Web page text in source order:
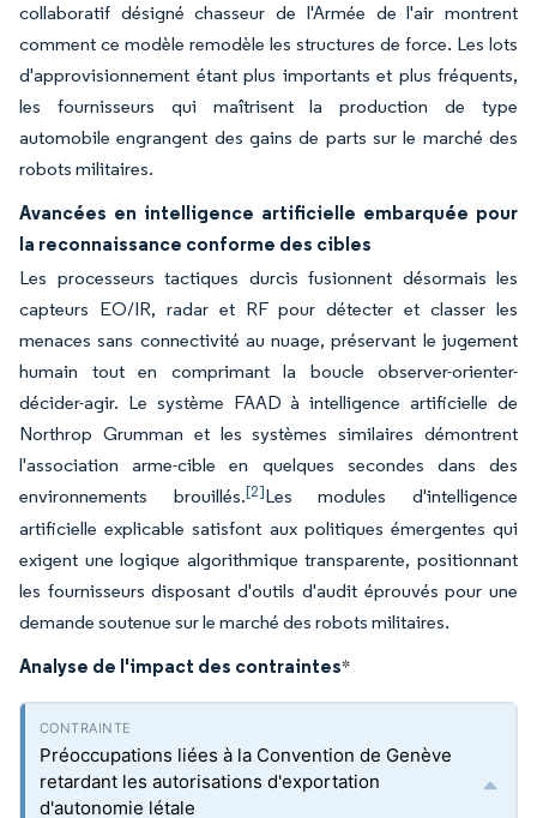
collaboratif désigné chasseur de l'Armée de l'air montrent
comment ce modèle remodèle les structures de force. Les lots
d'approvisionnement étant plus importants et plus fréquents,
les fournisseurs qui maîtrisent la production de type
automobile engrangent des gains de parts sur le marché des
robots militaires.
Avancées en intelligence artificielle embarquée pour
la reconnaissance conforme des cibles
Les processeurs tactiques durcis fusionnent désormais les
capteurs EO/IR, radar et RF pour détecter et classer les
menaces sans connectivité au nuage, préservant le jugement
humain tout en comprimant la boucle observer-orienter-
décider-agir. Le système FAAD à intelligence artificielle de
Northrop Grumman et les systèmes similaires démontrent
l'association arme-cible en quelques secondes dans des
environnements brouillés.[2]Les modules d'intelligence
artificielle explicable satisfont aux politiques émergentes qui
exigent une logique algorithmique transparente, positionnant
les fournisseurs disposant d'outils d'audit éprouvés pour une
demande soutenue sur le marché des robots militaires.
Analyse de l'impact des contraintes*
Préoccupations liées à la Convention de Genève
retardant les autorisations d'exportation
d'autonomie létale